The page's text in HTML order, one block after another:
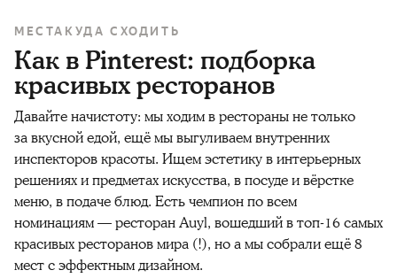
МЕСТА КУДА СХОДИТЬ
Как в Pinterest: подборка
красивых ресторанов
Давайте начистоту: мы ходим в рестораны не только
за вкусной едой, ещё мы выгуливаем внутренних
инспекторов красоты. Ищем эстетику в интерьерных
решениях и предметах искусства, в посуде и вёрстке
меню, в подаче блюд. Есть чемпион по всем
номинациям — ресторан Auyl, вошедший в топ-16 самых
красивых ресторанов мира (!), но а мы собрали ещё 8
мест с эффектным дизайном.